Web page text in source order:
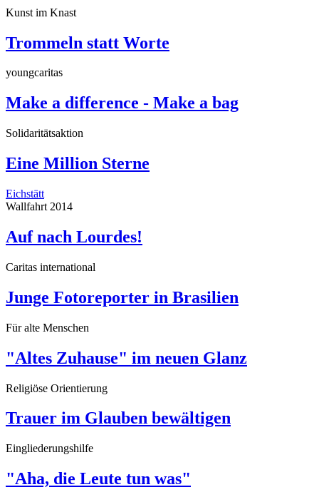
Kunst im Knast
Trommeln statt Worte
youngcaritas
Make a difference - Make a bag
Solidaritätsaktion
Eine Million Sterne
Eichstätt
Wallfahrt 2014
Auf nach Lourdes!
Caritas international
Junge Fotoreporter in Brasilien
Für alte Menschen
"Altes Zuhause" im neuen Glanz
Religiöse Orientierung
Trauer im Glauben bewältigen
Eingliederungshilfe
"Aha, die Leute tun was"